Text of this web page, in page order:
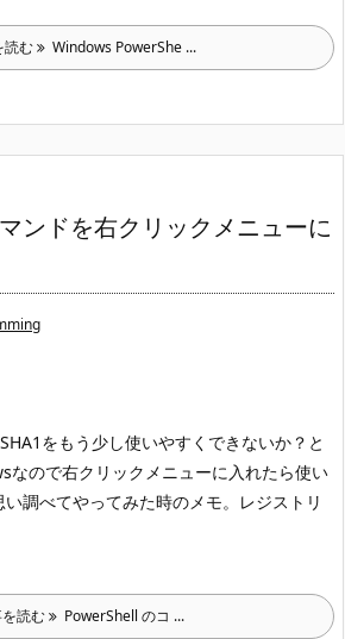
読む Windows PowerShe ...
ンドを右クリックメニューに
をもう少し使いやすくできないか？と
なので右クリックメニューに入れたら使い
調べてやってみた時のメモ。 レジストリ
読む PowerShell のコ ...